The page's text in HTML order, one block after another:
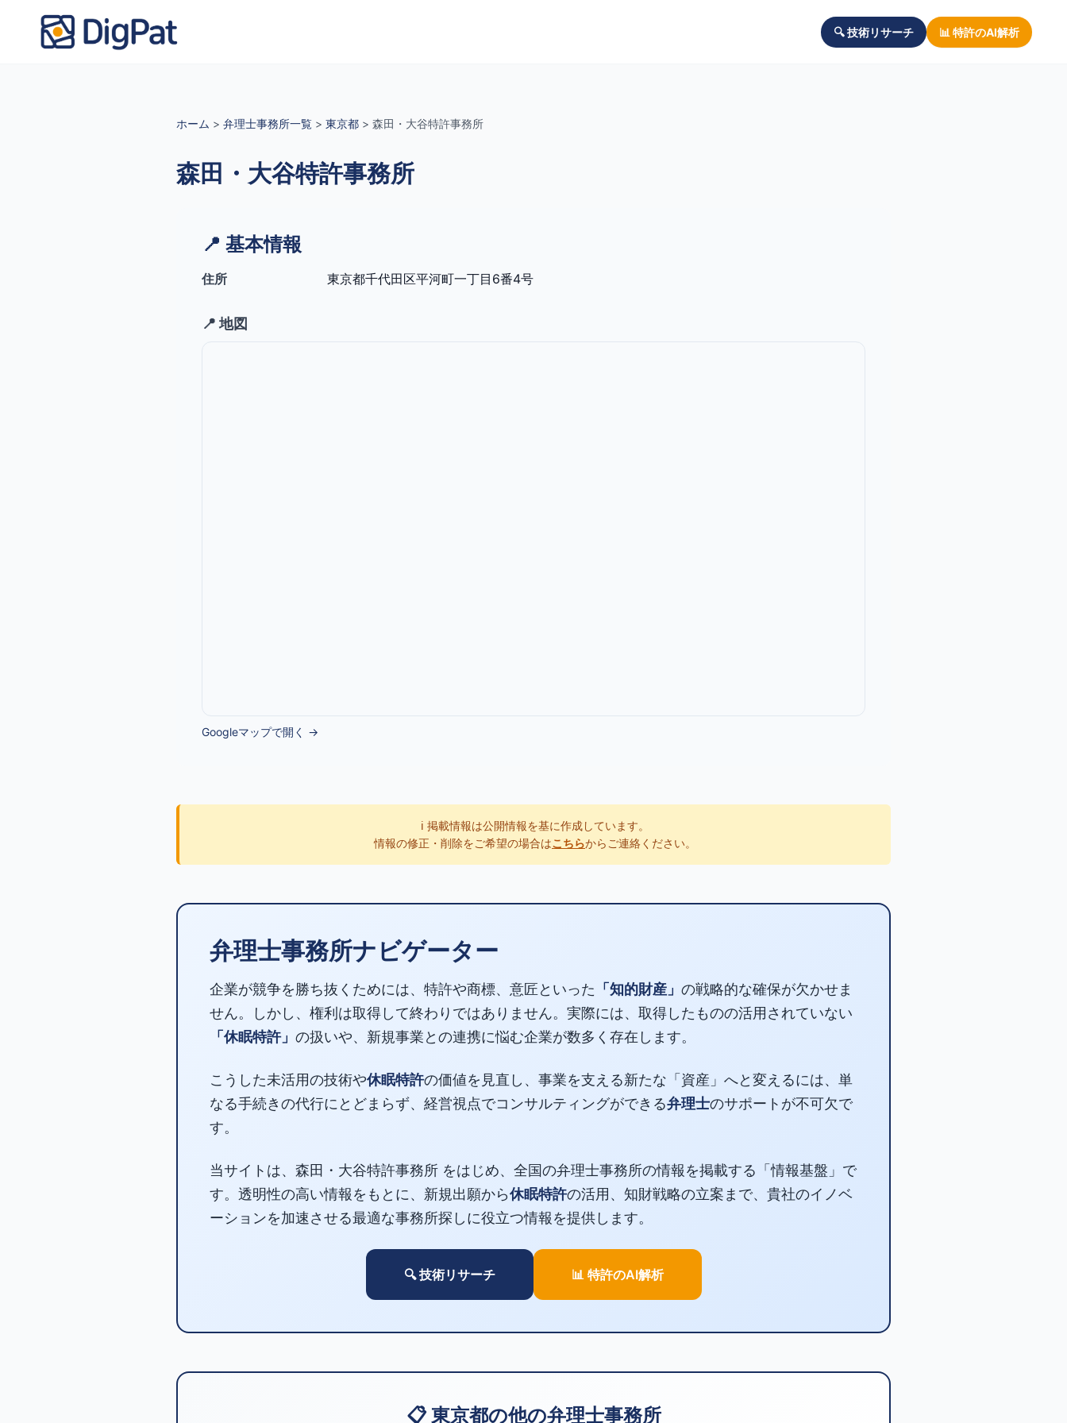
🔍 技術リサーチ 📊 特許のAI解析
ホーム > 弁理士事務所一覧 > 東京都 > 森田・大谷特許事務所
森田・大谷特許事務所
📍 基本情報
住所 東京都千代田区平河町一丁目6番4号
📍 地図
Googleマップで開く →
ℹ️ 掲載情報は公開情報を基に作成しています。
情報の修正・削除をご希望の場合はこちらからご連絡ください。
弁理士事務所ナビゲーター
企業が競争を勝ち抜くためには、特許や商標、意匠といった 「知的財産」 の戦略的な確保が欠かせま
せん。しかし、権利は取得して終わりではありません。実際には、取得したものの活用されていない
「休眠特許」 の扱いや、新規事業との連携に悩む企業が数多く存在します。
こうした未活用の技術や休眠特許の価値を見直し、事業を支える新たな「資産」へと変えるには、単
なる手続きの代行にとどまらず、経営視点でコンサルティングができる弁理士のサポートが不可欠で
す。
当サイトは、森田・大谷特許事務所 をはじめ、全国の弁理士事務所の情報を掲載する「情報基盤」で
す。透明性の高い情報をもとに、新規出願から休眠特許の活用、知財戦略の立案まで、貴社のイノベ
ーションを加速させる最適な事務所探しに役立つ情報を提供します。
🔍 技術リサーチ 📊 特許のAI解析
📋 東京都の他の弁理士事務所